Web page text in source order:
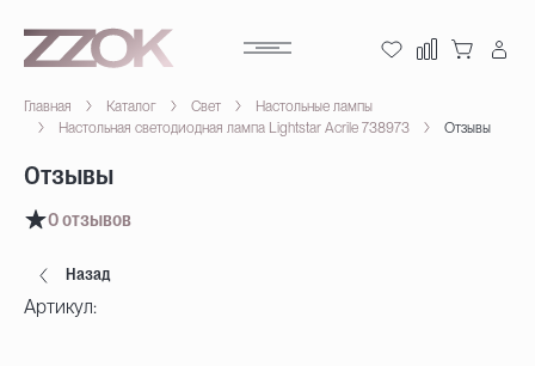
Главная Каталог Свет
Настольные лампы
Настольная светодиодная лампа Lightstar Acrile 738973
Отзывы
Отзывы
0 отзывов
Назад
Артикул: